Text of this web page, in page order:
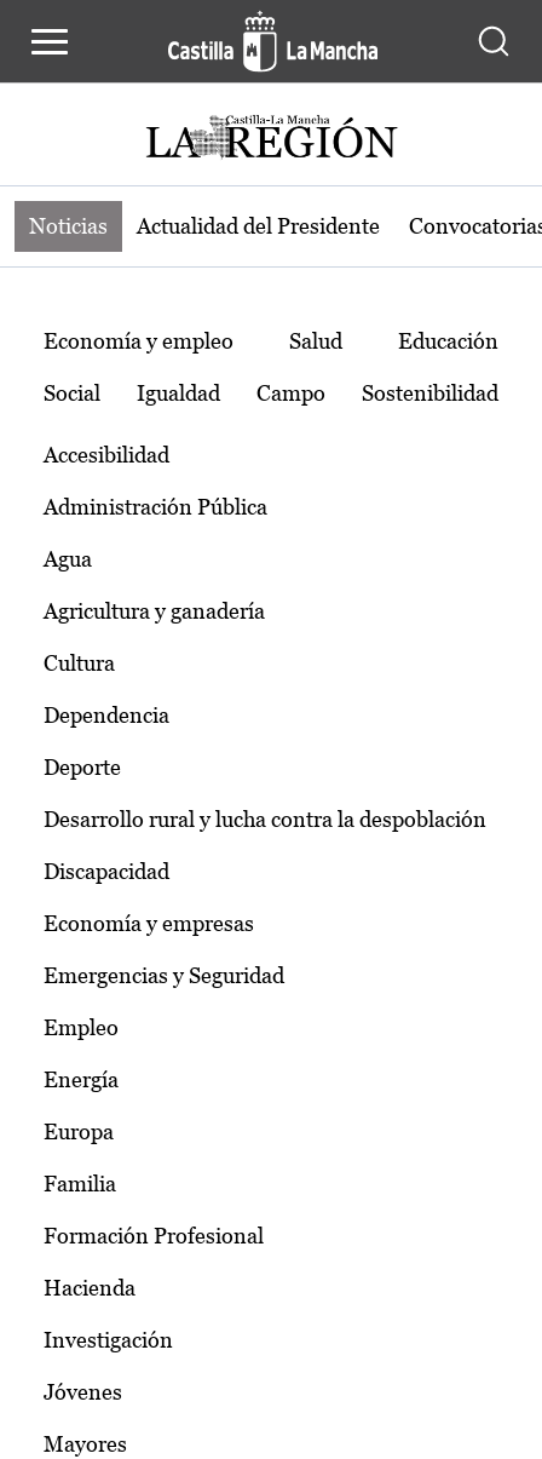
Noticias de la región de Castilla-La
Noticias Actualidad del Presidente
Temas
Economía y empleo Salud Educación
Social Igualdad Campo Sostenibilidad
Accesibilidad
Administración Pública
Agua
Agricultura y ganadería
Cultura
Dependencia
Deporte
Desarrollo rural y lucha contra la despoblación
Discapacidad
Economía y empresas
Emergencias y Seguridad
Empleo
Energía
Europa
Familia
Formación Profesional
Hacienda
Investigación
Jóvenes
Mayores